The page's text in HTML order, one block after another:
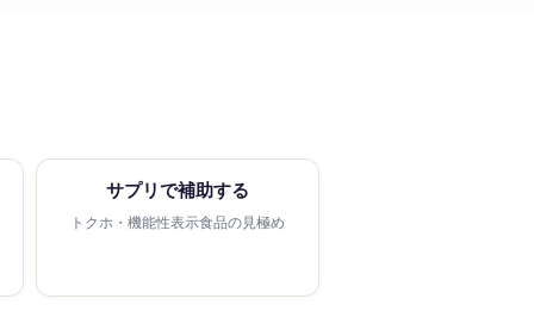
サプリで補助する
トクホ・機能性表示食品の見極め